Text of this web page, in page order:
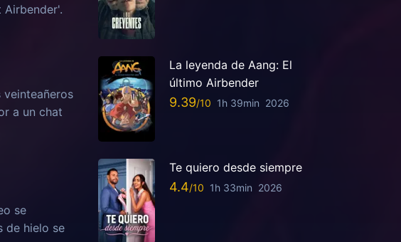
Airbender'.
veinteañeros
a un chat
se
de hielo se
La leyenda de Aang: El
último Airbender
9.39 1h 39min 2026
Te quiero desde siempre
4.4 1h 33min 2026